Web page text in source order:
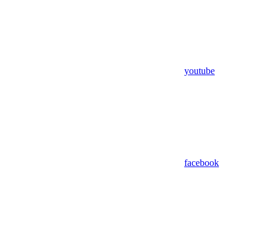
youtube
facebook